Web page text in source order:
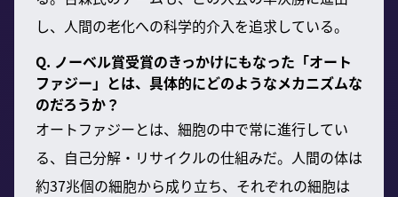
し、人間の老化への科学的介入を追求している。
Q. ノーベル賞受賞のきっかけにもなった「オート
ファジー」とは、具体的にどのようなメカニズムな
のだろうか？
オートファジーとは、細胞の中で常に進行してい
る、自己分解・リサイクルの仕組みだ。人間の体は
約37兆個の細胞から成り立ち、それぞれの細胞は